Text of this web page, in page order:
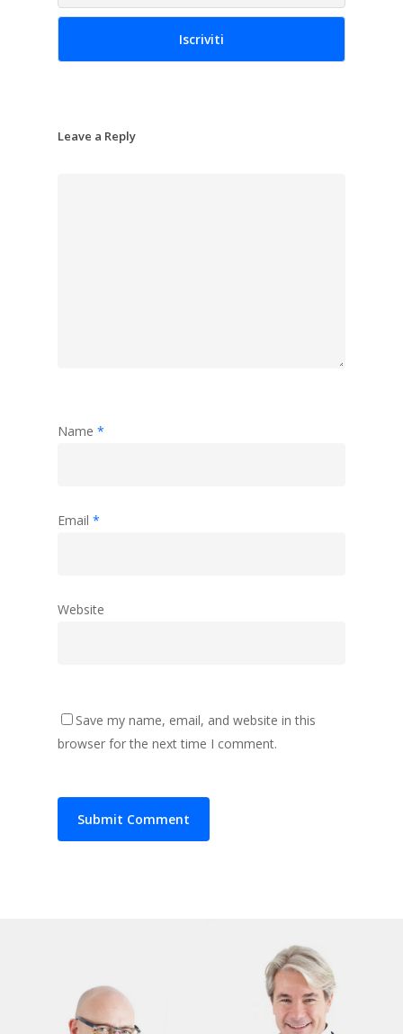
Leave a Reply
Name *
Email *
Website
Save my name, email, and website in this
browser for the next time I comment.